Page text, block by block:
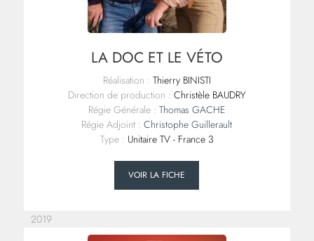
LA DOC ET LE VÉTO
Réalisation : Thierry BINISTI
Direction de production : Christèle BAUDRY
Régie Générale : Thomas GACHE
Régie Adjoint : Christophe Guillerault
Type : Unitaire TV - France 3
VOIR LA FICHE
2019